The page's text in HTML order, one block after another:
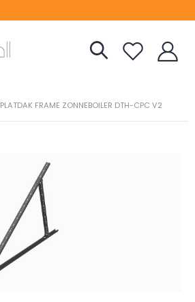
PLATDAK FRAME ZONNEBOILER DTH-CPC V2